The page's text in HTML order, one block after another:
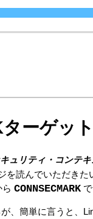
ーゲット
ュリティ・コンテキ
を読んでいただきた
CONNSECMARK
、簡単に言うと、